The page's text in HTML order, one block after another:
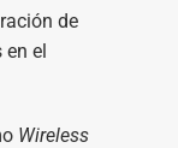
de
en el
Wireless